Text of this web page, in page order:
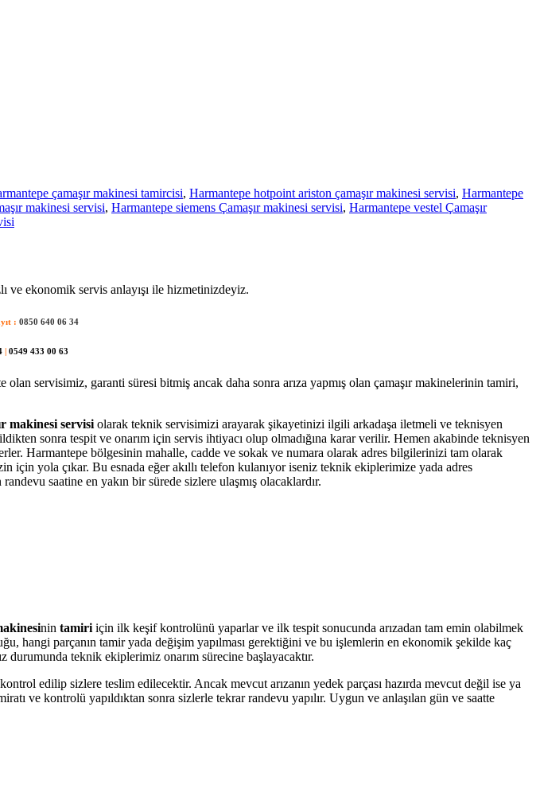
çamaşır makinesi tamircisi, Harmantepe hotpoint ariston çamaşır makinesi servisi, Harmantepe
makinesi servisi, Harmantepe siemens Çamaşır makinesi servisi, Harmantepe vestel Çamaşır
ve ekonomik servis anlayışı ile hizmetinizdeyiz.
: 0850 640 06 34
| 0549 433 00 63
olan servisimiz, garanti süresi bitmiş ancak daha sonra arıza yapmış olan çamaşır makinelerinin tamiri,
makinesi servisi olarak teknik servisimizi arayarak şikayetinizi ilgili arkadaşa iletmeli ve teknisyen
sonra tespit ve onarım için servis ihtiyacı olup olmadığına karar verilir. Hemen akabinde teknisyen
Harmantepe bölgesinin mahalle, cadde ve sokak ve numara olarak adres bilgilerinizi tam olarak
yola çıkar. Bu esnada eğer akıllı telefon kulanıyor iseniz teknik ekiplerimize yada adres
saatine en yakın bir sürede sizlere ulaşmış olacaklardır.
nin tamiri için ilk keşif kontrolünü yaparlar ve ilk tespit sonucunda arızadan tam emin olabilmek
hangi parçanın tamir yada değişim yapılması gerektiğini ve bu işlemlerin en ekonomik şekilde kaç
teknik ekiplerimiz onarım sürecine başlayacaktır.
edilip sizlere teslim edilecektir. Ancak mevcut arızanın yedek parçası hazırda mevcut değil ise ya
ve kontrolü yapıldıktan sonra sizlerle tekrar randevu yapılır. Uygun ve anlaşılan gün ve saatte